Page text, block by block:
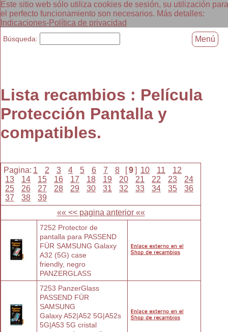
Este sitio web sólo utiliza cookies de sesión, su utilización para
el perfecto funcionamiento son necesarios. Más detalles:
Indicaciones-Política de privacidad
Lista recambios : Película
Protección Pantalla y
compatibles.
Pagina: 1 2 3 4 5 6 7 8 [9] 10 11
12
13
14 15 16 17 18 19 20 21 22 23
24
25
26 27 28 29 30 31 32 33 34 35
36
37
38
39
«« << pagina anterior ««
7252 Protector de
pantalla para PASSEND
FÜR SAMSUNG Galaxy
A32 (5G) case
friendly, negro
PANZERGLASS
7253 PanzerGlass
PASSEND FÜR
SAMSUNG
Galaxy A52|A52 5G|A52s
5G|A53 5G cristal
Búsqueda: Menú